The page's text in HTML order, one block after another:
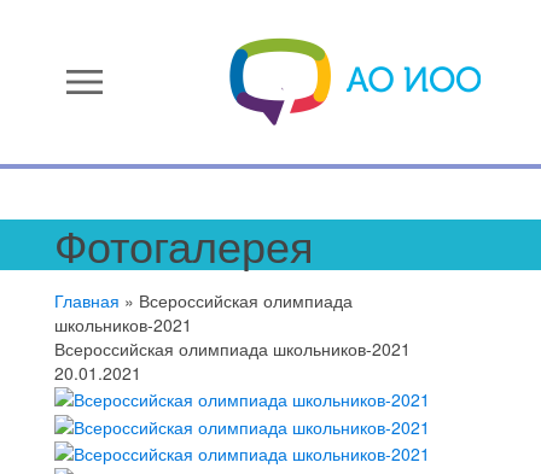
menu
Фотогалерея
Главная » Всероссийская олимпиада
школьников-2021
Всероссийская олимпиада школьников-2021
20.01.2021